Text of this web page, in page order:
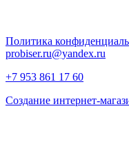
Политика
probiser.ru@yandex.ru
+7 953 861 17 60
Создание интернет-